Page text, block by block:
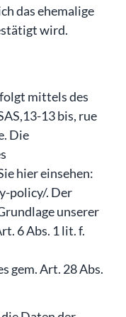
das ehemalige
wird.
mittels des
13 bis, rue
Die
hier einsehen:
policy/. Der
unserer
6 Abs. 1 lit. f.
gem. Art. 28 Abs.